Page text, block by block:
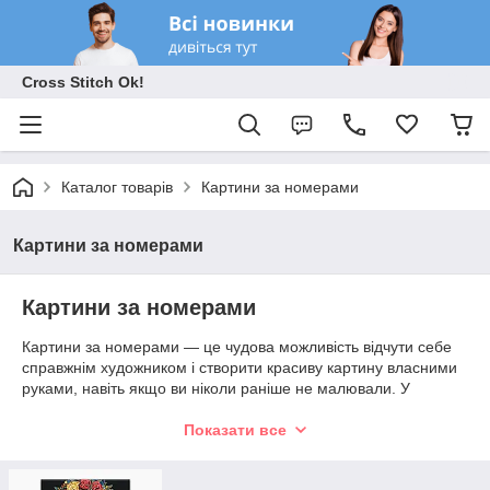
Cross Stitch Ok!
Каталог товарів Картини за номерами
Картини за номерами
Картини за номерами
Картини за номерами — це чудова можливість відчути себе
справжнім художником і створити красиву картину власними
руками, навіть якщо ви ніколи раніше не малювали. У
нанесеною схемою та пронумерованими ділянками, акрилові
Показати все